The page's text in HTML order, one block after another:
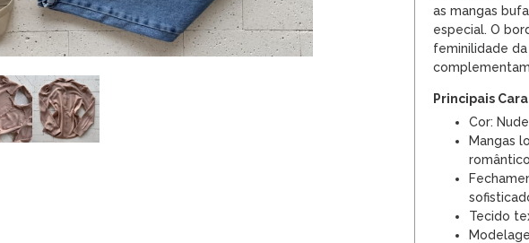
as mangas
especial. O
feminilidade
Principais
Cor:
Mangas
romântico
Tecido